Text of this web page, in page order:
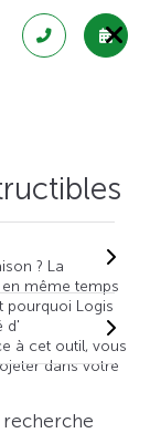
? La
même temps
pourquoi Logis
d'
à cet outil, vous
dans votre